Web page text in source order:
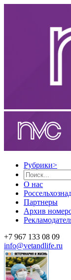
Рубрики>
О нас
Партнеры
Архив
+7 967 133 08 09
info@vetandlife.ru